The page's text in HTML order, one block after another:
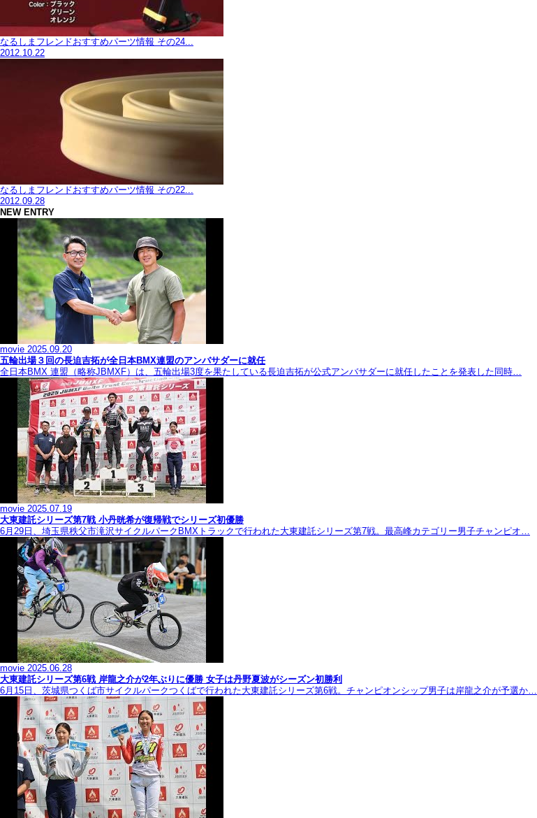
なるしまフレンドおすすめパーツ情報 その24...
2012.10.22
なるしまフレンドおすすめパーツ情報 その22...
2012.09.28
NEW ENTRY
movie 2025.09.20
五輪出場３回の長迫吉拓が全日本BMX連盟のアンバサダーに就任
全日本BMX 連盟（略称JBMXF）は、五輪出場3度を果たしている長迫吉拓が公式アンバサダーに就任したことを発表した同時…
movie 2025.07.19
大東建託シリーズ第7戦 ⼩丹晄希が復帰戦でシリーズ初優勝
6月29日、埼玉県秩父市滝沢サイクルパークBMXトラックで行われた大東建託シリーズ第7戦。最高峰カテゴリー男子チャンピオ…
movie 2025.06.28
大東建託シリーズ第6戦 岸龍之介が2年ぶりに優勝 女子は丹野夏波がシーズン初勝利
6月15日、茨城県つくば市サイクルパークつくばで行われた大東建託シリーズ第6戦。チャンピオンシップ男子は岸龍之介が予選か…